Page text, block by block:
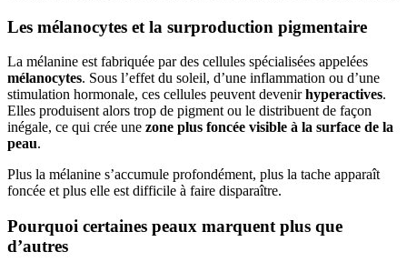
Les mélanocytes et la surproduction pigmentaire
La mélanine est fabriquée par des cellules spécialisées appelées
mélanocytes. Sous l’effet du soleil, d’une inflammation ou d’une
stimulation hormonale, ces cellules peuvent devenirhyperactives.
Elles produisent alors trop de pigment ou le distribuent de façon
inégale, ce qui crée une zone plus foncée visible à la surface de la
peau.
Plus la mélanine s’accumule profondément, plus la tache apparaît
foncée et plus elle est difficile à faire disparaître.
Pourquoi certaines peaux marquent plus que
d’autres